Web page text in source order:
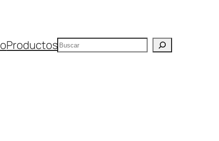
ProductosBuscar